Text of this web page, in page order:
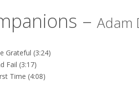
– Adam
Grateful (3:24)
Fail (3:17)
Time (4:08)